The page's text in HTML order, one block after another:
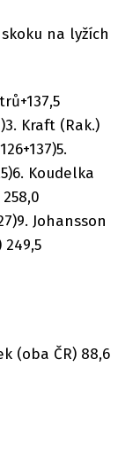
na lyžích
Kraft (Rak.)
Koudelka
Johansson
249,5
(oba ČR) 88,6